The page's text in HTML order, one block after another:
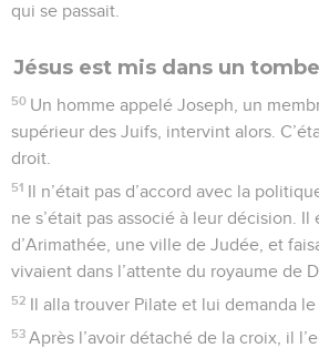
qui se passait.
Jésus est mis dans un
50 Un homme appelé Joseph, un
supérieur des Juifs, intervint alors.
droit.
51 Il n’était pas d’accord avec la
ne s’était pas associé à leur décision.
d’Arimathée, une ville de Judée, et
vivaient dans l’attente du royaume de
52 Il alla trouver Pilate et lui demanda le
53 Après l’avoir détaché de la croix, il